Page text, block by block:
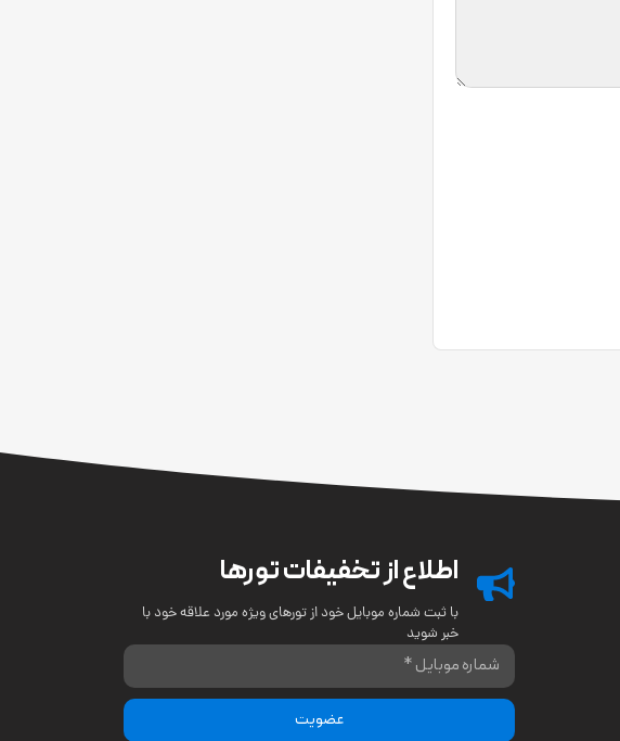
اطلاع از تخفیفات تورها
با ثبت شماره موبایل خود از تورهای ویژه مورد علاقه خود با
خبر شوید
عضویت